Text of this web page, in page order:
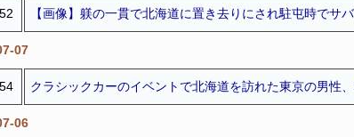
【画像】躾の一貫で北海道に置き去りにされ駐屯時でサ
07
クラシックカーのイベントで北海道を訪れた東京の男性
06